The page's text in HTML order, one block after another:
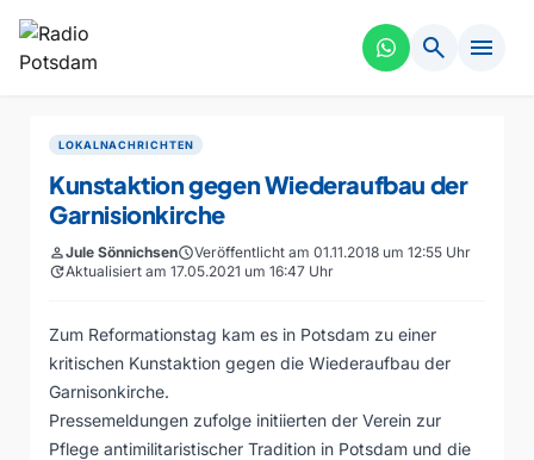
search menu
LOKALNACHRICHTEN
Kunstaktion gegen Wiederaufbau der
Garnisionkirche
personJule SönnichsenscheduleVeröffentlicht am 01.11.2018 um 12:55 Uhr
updateAktualisiert am 17.05.2021 um 16:47 Uhr
Zum Reformationstag kam es in Potsdam zu einer
kritischen Kunstaktion gegen die Wiederaufbau der
Garnisonkirche.
Pressemeldungen zufolge initiierten der Verein zur
Pflege antimilitaristischer Tradition in Potsdam und die